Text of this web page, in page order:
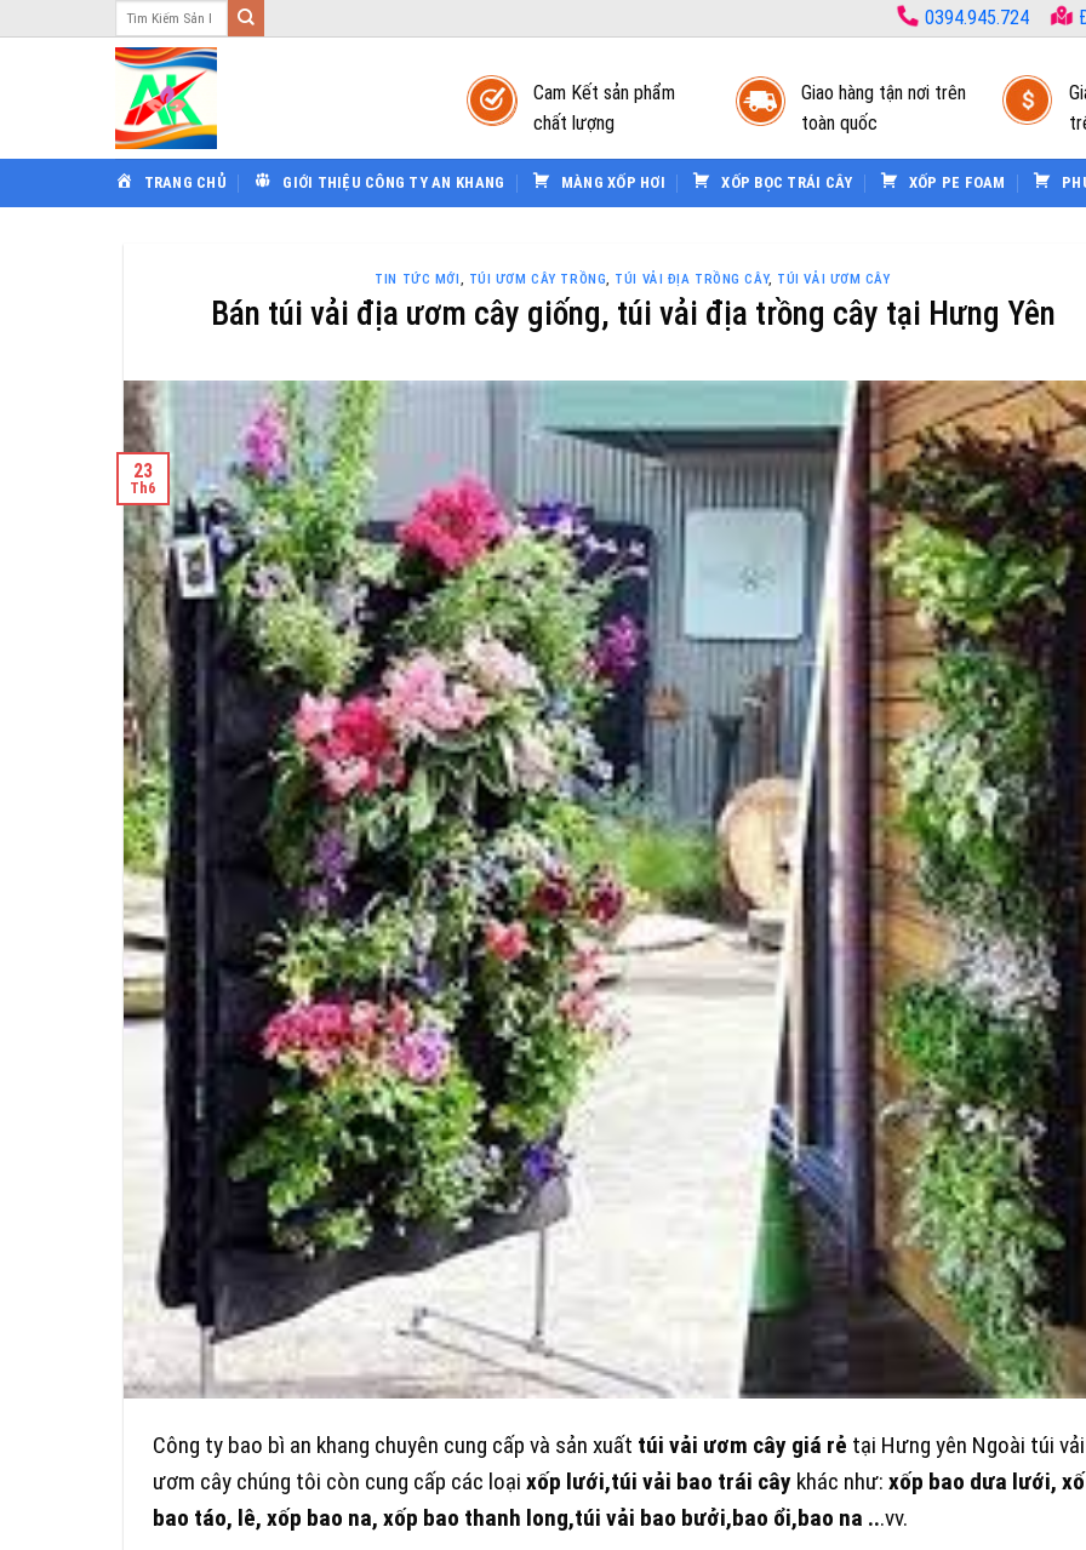
qua
0394.945.724
Cam Kết sản phẩm
chất lượng
Giao hàng tận nơi trên
toàn quốc
TRANG CHỦ GIỚI THIỆU CÔNG TY AN KHANG MÀNG XỐP HƠI XỐP BỌC TRÁI CÂY XỐP PE FOAM
TIN TỨC MỚI, TÚI ƯƠM CÂY TRỒNG, TÚI VẢI ĐỊA TRỒNG CÂY, TÚI VẢI ƯƠM CÂY
Bán túi vải địa ươm cây giống, túi vải địa trồng cây tại Hưng Yên
23
Th6
Công ty bao bì an khang chuyên cung cấp và sản xuất túi vải ươm cây giá rẻ tại Hưng yên Ngoài túi vải
ươm cây chúng tôi còn cung cấp các loại xốp lưới,túi vải bao trái cây khác như: xốp bao dưa lưới,
bao táo, lê, xốp bao na, xốp bao thanh long,túi vải bao bưởi,bao ổi,bao na ...vv.